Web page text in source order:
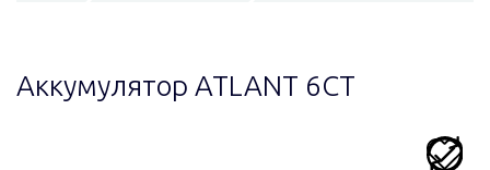
Аккумулятор ATLANT 6СТ